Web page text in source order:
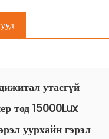
утасгүй
тод 15000Lux
уурхайн гэрэл